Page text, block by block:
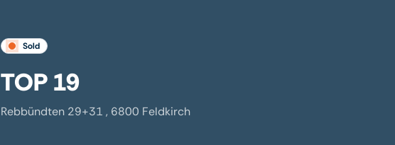
sold
TOP 19
Rebbündten 29+31 , 6800 Feldkirch